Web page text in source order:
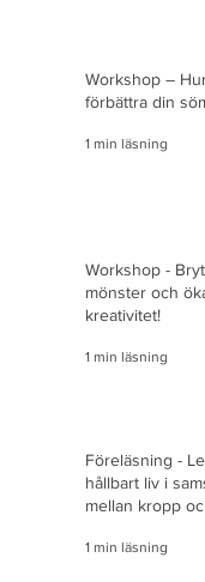
Workshop –
förbättra din
1 min läsning
Workshop -
mönster och
kreativitet!
1 min läsning
Föreläsning -
hållbart liv i
mellan kropp
1 min läsning